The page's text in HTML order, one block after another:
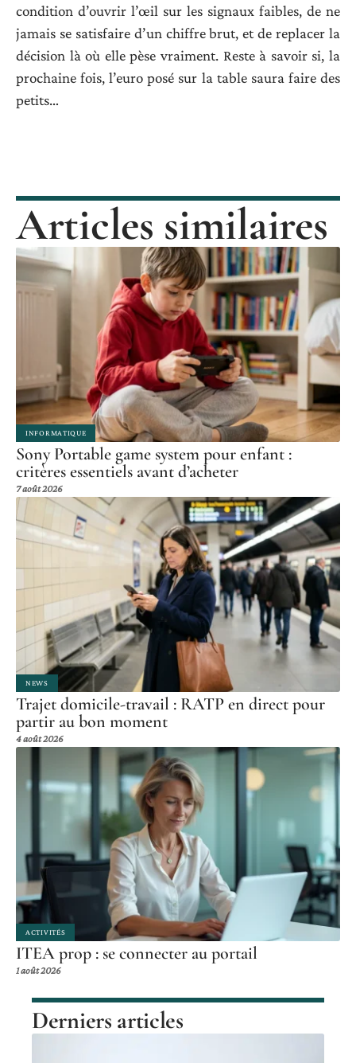
condition d’ouvrir l’œil sur les signaux faibles, de ne
jamais se satisfaire d’un chiffre brut, et de replacer la
décision là où elle pèse vraiment. Reste à savoir si, la
prochaine fois, l’euro posé sur la table saura faire des
petits…
Articles similaires
INFORMATIQUE
Sony Portable game system pour enfant :
critères essentiels avant d’acheter
7 août 2026
NEWS
Trajet domicile-travail : RATP en direct pour
partir au bon moment
4 août 2026
ACTIVITÉS
ITEA prop : se connecter au portail
1 août 2026
Derniers articles